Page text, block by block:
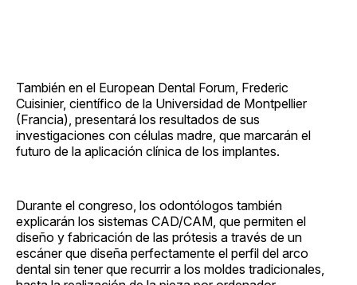
También en el European Dental Forum, Frederic
Cuisinier, científico de la Universidad de Montpellier
(Francia), presentará los resultados de sus
investigaciones con células madre, que marcarán el
futuro de la aplicación clínica de los implantes.
Durante el congreso, los odontólogos también
explicarán los sistemas CAD/CAM, que permiten el
diseño y fabricación de las prótesis a través de un
escáner que diseña perfectamente el perfil del arco
dental sin tener que recurrir a los moldes tradicionales,